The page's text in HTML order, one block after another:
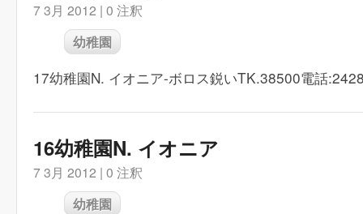
7 3月 2012 | 0 注釈
幼稚園
17幼稚園N. イオニア-ボロス鋭いTK.38500電話
16幼稚園N. イオニア
7 3月 2012 | 0 注釈
幼稚園